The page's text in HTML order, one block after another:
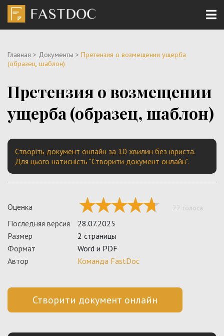
Главная > Документы > Претензия о возмещении ущерба
(образец, шаблон)
Претензия о возмещении
ущерба (образец, шаблон)
Створіть документ онлайн за 10 хвилин без юриста.
Для цього натисність "Створити документ онлайн".
Оценка 22 голоса
Последняя версия
28.07.2025
Размер
2 страницы
Формат
Word и PDF
Автор
Команда FastDoc
Створити документ онлайн